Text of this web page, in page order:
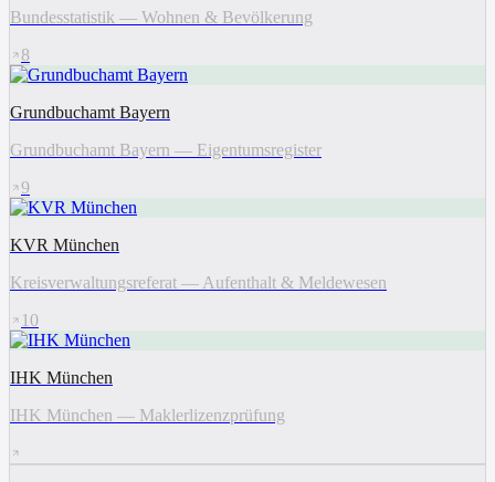
Bundesstatistik — Wohnen & Bevölkerung
8
Grundbuchamt Bayern
Grundbuchamt Bayern — Eigentumsregister
9
KVR München
Kreisverwaltungsreferat — Aufenthalt & Meldewesen
10
IHK München
IHK München — Maklerlizenzprüfung